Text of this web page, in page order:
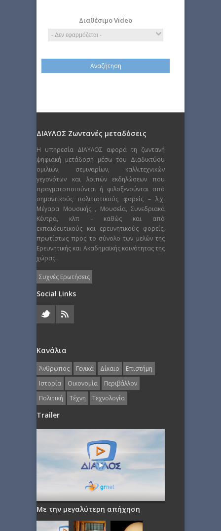
Διαθέσιμο Video
ΔΙΑΥΛΟΣ Ζωντανές μεταδόσεις
Η υπηρεσία ΔΙΑΥΛΟΣ αφορά τη ζωντανή
ψηφιακή μετάδοση μέσω του Διαδικτύου
ομιλιών, σεμιναρίων, καλλιτεχνικών
γεγονότων και λοιπών εκδηλώσεων που
πραγματοποιούνται ή φιλοξενούνται από
σημαντικούς πολιτιστικούς φορείς – λ.χ.
Μέγαρα Μουσικής , Μουσεία, Συνεδριακά
Κέντρα, κλπ – καθώς και από
εκπαιδευτικούς και ερευνητικούς φορείς,
πρωτίστως προς το σύνολο των μελών της
Ερευνητικής και Ακαδημαϊκής κοινότητας της
χώρας.
Συχνές Ερωτήσεις
Social Links
Κανάλια
Άνθρωπος Γενικά Δίκαιο
Επιστήμη
Ιστορία
Οικονομία
Περιβάλλον
Πολιτική
Τέχνη Τεχνολογία
Trailer
Με την μεγαλύτερη απήχηση